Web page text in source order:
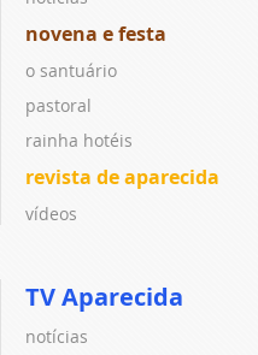
novena e festa
o santuário
pastoral
rainha hotéis
revista de aparecida
vídeos
TV Aparecida
notícias